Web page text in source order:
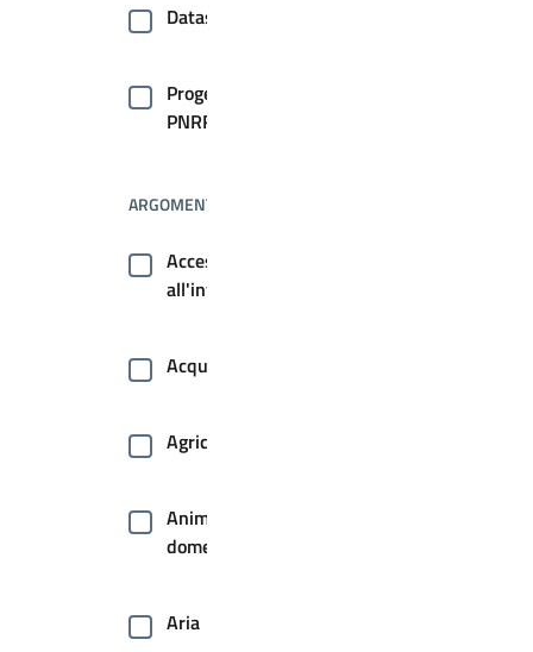
Dataset
Progetti
PNRR
ARGOMENTI
Accesso
all'informazione
Acqua
Agricoltura
Animale
domestico
Aria